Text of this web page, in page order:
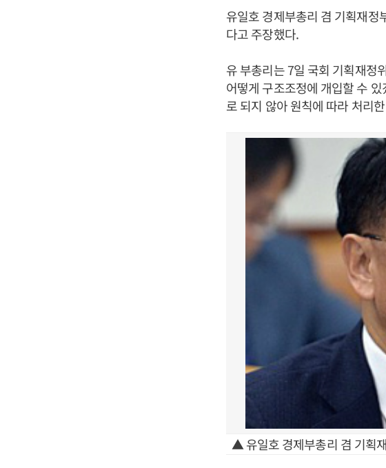
유일호 경제부총리 겸 기획재정
다고 주장했다.
유 부총리는 7일 국회 기획재정
어떻게 구조조정에 개입할 수
로 되지 않아 원칙에 따라 처리
▲ 유일호 경제부총리 겸 기획